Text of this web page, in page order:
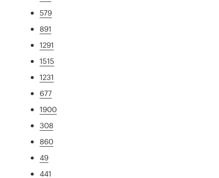
579
891
1291
1515
1231
677
1900
308
860
49
441